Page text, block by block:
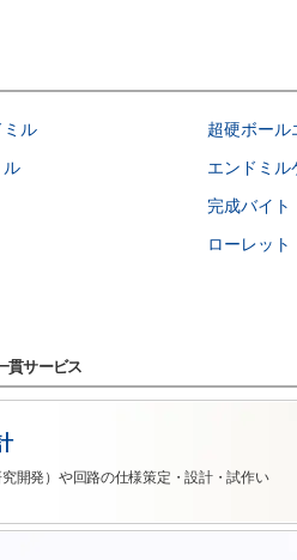
ミル
超硬ボール
ル
エンドミル
完成バイト
ローレット
貫サービス
開発）や回路の仕様策定・設計・試作い